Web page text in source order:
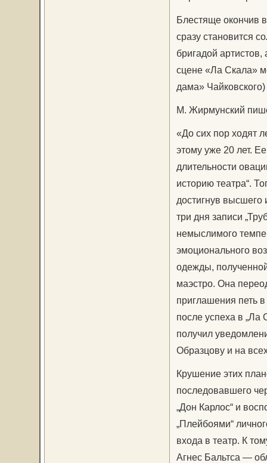
Блестяще окончив
сразу становится
бригадой
сцене «Ла Скала»
дама»
М. Жирмунский
«До сих пор ходят
этому уже 20 лет.
длительности
историю театра“.
достигнув
три дня записи
немыслимого
эмоционального
одежды,
маэстро. Она
приглашения петь
после успеха в „Ла
получил
Образцову и на
Крушение этих
последовавшего
„Дон Карлос“ и
„Плейбоями“
входа в театр. К
Агнес Бальтса —